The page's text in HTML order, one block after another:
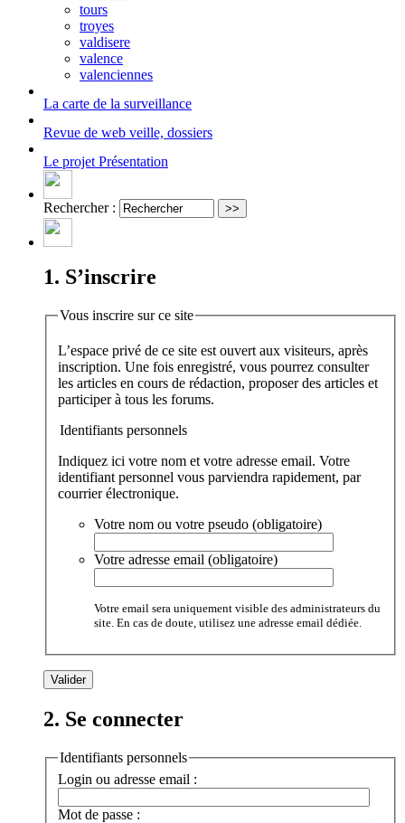
tours
troyes
valdisere
valence
valenciennes
La carte de la surveillance
Revue de web veille, dossiers
Le projet Présentation
Rechercher :
1. S’inscrire
Vous inscrire sur ce site
L’espace privé de ce site est ouvert aux visiteurs, après
inscription. Une fois enregistré, vous pourrez consulter
les articles en cours de rédaction, proposer des articles et
participer à tous les forums.
Identifiants personnels
Indiquez ici votre nom et votre adresse email. Votre
identifiant personnel vous parviendra rapidement, par
courrier électronique.
Votre nom ou votre pseudo (obligatoire)
Votre adresse email (obligatoire)
Votre email sera uniquement visible des administrateurs du
site. En cas de doute, utilisez une adresse email dédiée.
2. Se connecter
Identifiants personnels
Login ou adresse email :
Mot de passe :